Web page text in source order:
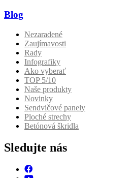
Blog
Nezaradené
Zaujímavosti
Rady
Infografiky
Ako vyberať
TOP 5/10
Naše produkty
Novinky
Sendvičové panely
Ploché strechy
Betónová škridla
Sledujte nás